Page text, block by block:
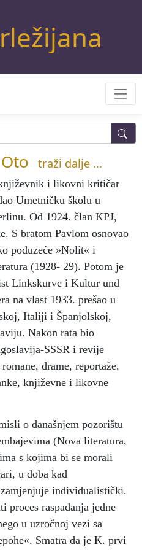
traži dalje ...
i likovni kritičar
Umetničku školu u
Od 1924. član KPJ,
S bratom Pavlom osnovao
poduzeće »Nolit« i
(1928- 29). Potom je
Linkskurve i Kultur und
na vlast 1933. prešao u
Italiji i Španjolskoj,
Nakon rata bio
SSSR i revije
drame, reportaže,
književne i likovne
o današnjem pozorištu
(Nova literatura,
s kojima bi se morali
u doba kad
individualistički.
proces raspadanja jedne
u uzročnoj vezi sa
Smatra da je K. prvi